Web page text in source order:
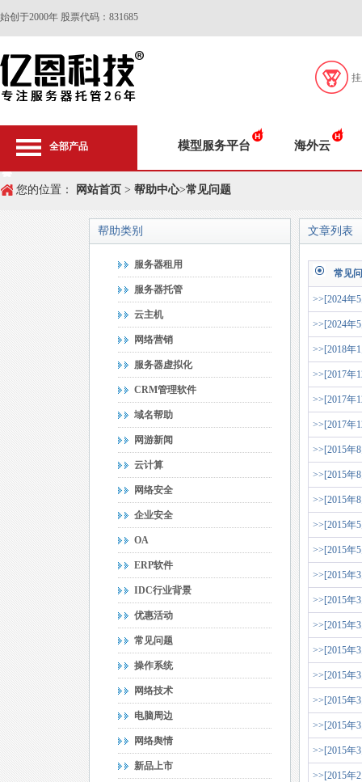
始创于2000年 股票代码：831685
全部产品 模型服务平台 海外云
您的位置： 网站首页 > 帮助中心>常见问题
帮助类别
服务器租用
服务器托管
云主机
网络营销
服务器虚拟化
CRM管理软件
域名帮助
网游新闻
云计算
网络安全
企业安全
OA
ERP软件
IDC行业背景
优惠活动
常见问题
操作系统
网络技术
电脑周边
网络舆情
新品上市
文章列表
常见
>>[2024年
>>[2024年
>>[2018年
>>[2017年
>>[2017年
>>[2017年
>>[2015年
>>[2015年
>>[2015年
>>[2015年
>>[2015年
>>[2015年
>>[2015年
>>[2015年
>>[2015年
>>[2015年
>>[2015年
>>[2015年
>>[2015年
>>[2015年